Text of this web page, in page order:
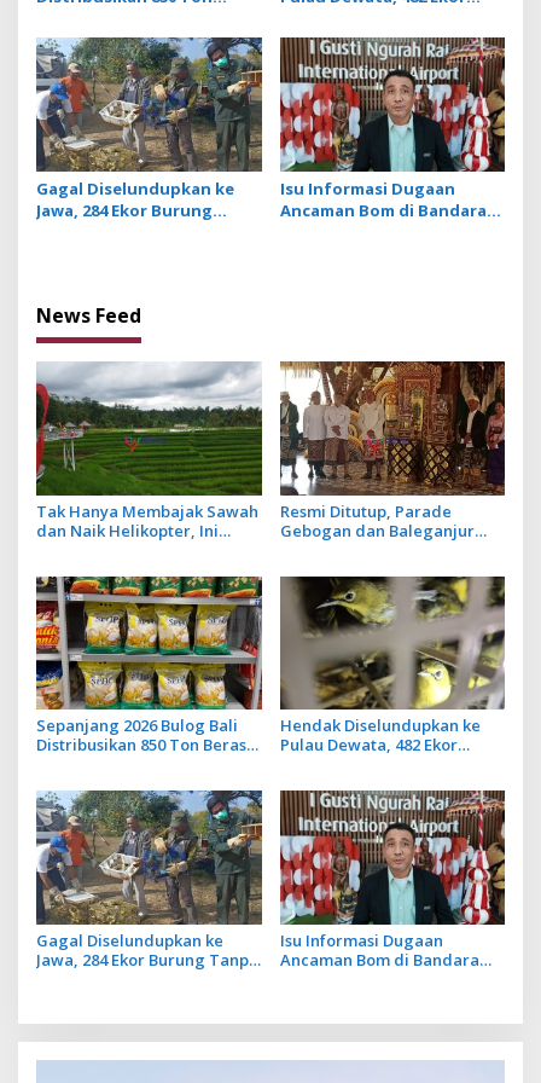
Ritel Moderen
Diamankan Karantina Bali
Gagal Diselundupkan ke
Jawa, 284 Ekor Burung
Isu Informasi Dugaan
Ancaman Bom di Bandara
News Feed
Tak Hanya Membajak Sawah
dan Naik Helikopter, Ini
Resmi Ditutup, Parade
Gebogan dan Baleganjur
Beratan dan The Blooms
Sepanjang 2026 Bulog Bali
Distribusikan 850 Ton Beras
Hendak Diselundupkan ke
Pulau Dewata, 482 Ekor
Gagal Diselundupkan ke
Jawa, 284 Ekor Burung Tanpa
Isu Informasi Dugaan
Ancaman Bom di Bandara